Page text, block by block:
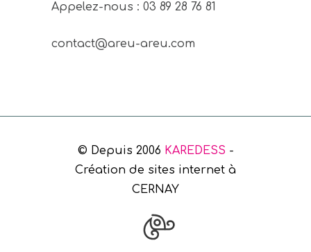
Appelez-nous : 03 89 28 76 81
contact@areu-areu.com
© Depuis 2006 KAREDESS -
Création de sites internet à
CERNAY